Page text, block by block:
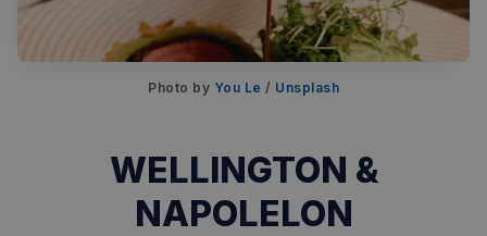
Photo by You Le / Unsplash
WELLINGTON &
NAPOLELON